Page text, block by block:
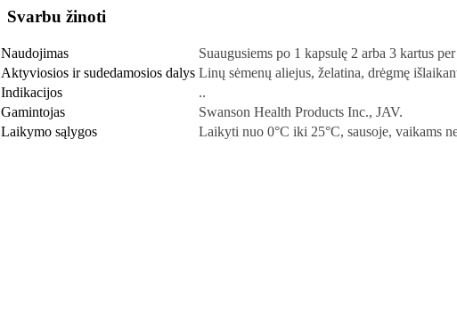
Svarbu žinoti
Naudojimas
Suaugusiems po 1 kapsulę 2 arba 3 kartus
Aktyviosios ir sudedamosios dalys Linų sėmenų aliejus, želatina, drėgmę
Indikacijos
..
Gamintojas
Swanson Health Products Inc., JAV.
Laikymo sąlygos
Laikyti nuo 0°C iki 25°C, sausoje, vaikams